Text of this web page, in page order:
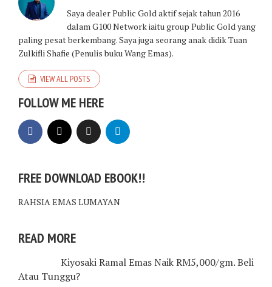
Saya dealer Public Gold aktif sejak tahun 2016
dalam G100 Network iaitu group Public Gold yang
paling pesat berkembang. Saya juga seorang anak didik Tuan
Zulkifli Shafie (Penulis buku Wang Emas).
VIEW ALL POSTS
FOLLOW ME HERE
FREE DOWNLOAD EBOOK!!
RAHSIA EMAS LUMAYAN
READ MORE
Kiyosaki Ramal Emas Naik RM5,000/gm. Beli
Atau Tunggu?